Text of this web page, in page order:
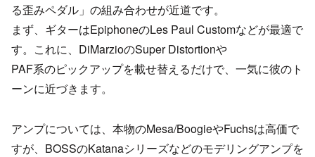
る歪みペダル」の組み合わせが近道です。
まず、ギターはEpiphoneのLes Paul Customなどが最適で
す。これに、DiMarzioのSuper Distortionや
PAF系のピックアップを載せ替えるだけで、一気に彼のト
ーンに近づきます。
アンプについては、本物のMesa/BoogieやFuchsは高価で
すが、BOSSのKatanaシリーズなどのモデリングアンプを